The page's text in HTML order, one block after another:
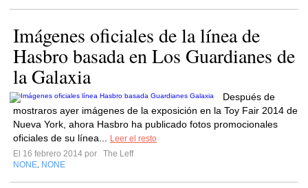
Imágenes oficiales de la línea de
Hasbro basada en Los Guardianes de
la Galaxia
Después de
mostraros ayer imágenes de la exposición en la Toy Fair 2014 de
Nueva York, ahora Hasbro ha publicado fotos promocionales
oficiales de su línea...
Leer el resto
El 16 febrero 2014 por
The Leff
NONE NONE